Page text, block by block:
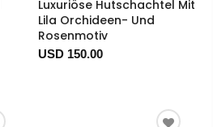
Luxuriöse Hutschachtel Mit
Lila Orchideen- Und
Rosenmotiv
USD 150.00